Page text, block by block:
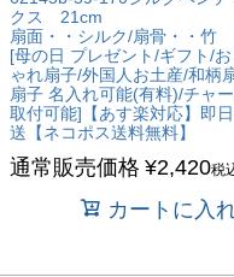
クス 21cm
扇面・・シルク/扇骨・・竹
[母の日 プレゼント/ギフト/お
ゃれ扇子/外国人お土産/和柄
扇子 名入れ可能(有料)/チャ
取付可能]【あす楽対応】即
送【ネコポス送料無料】
通常販売価格 ¥2,420税
カートに入